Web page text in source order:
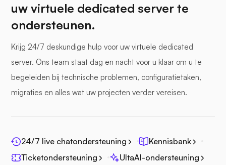
uw virtuele dedicated server te
ondersteunen.
Krijg 24/7 deskundige hulp voor uw virtuele dedicated
server. Ons team staat dag en nacht voor u klaar om u te
begeleiden bij technische problemen, configuratietaken,
migraties en alles wat uw projecten verder vereisen.
24/7 live chatondersteuning
Kennisbank
Ticketondersteuning
UltaAI-ondersteuning